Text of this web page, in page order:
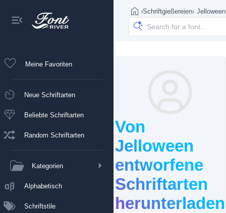
Meine Favoriten
Neue Schriftarten
Beliebte Schriftarten
Random Schriftarten
Kategorien
Alphabetisch
Schriftstile
›Schriftgießereien› Jelloween
Von
Jelloween
entworfene
Schriftarten
herunterladen